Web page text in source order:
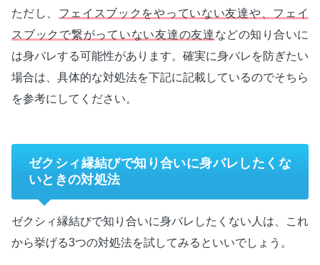
ただし、 フェイスブックをやっていない友達や、フェイ
スブックで繋がっていない友達の友達などの知り合いに
は身バレする可能性があります。確実に身バレを防ぎたい
場合は、具体的な対処法を下記に記載しているのでそちら
を参考にしてください。
ゼクシィ縁結びで知り合いに身バレしたくな
いときの対処法
ゼクシィ縁結びで知り合いに身バレしたくない人は、これ
から挙げる3つの対処法を試してみるといいでしょう。